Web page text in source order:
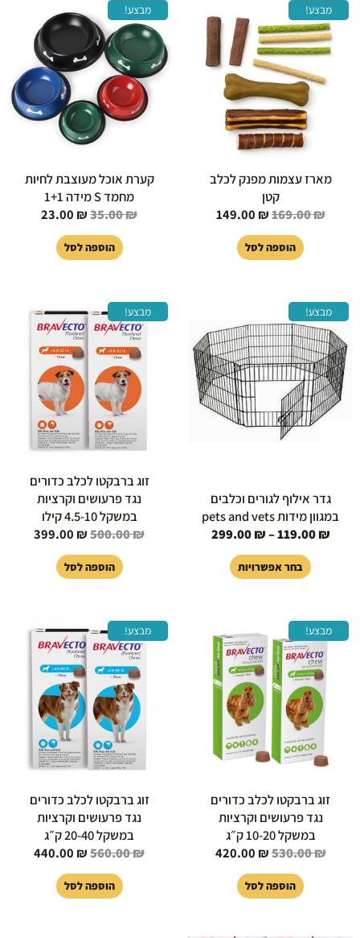
מבצע!
מארז עצמות מפנק לכלב
קטן
169.00₪
המקורי
היה:
169.00 ₪.
149.00 ₪
הנוכחי
הוא:
149.00 ₪.
הוספה לסל
מבצע!
קערת אוכל מעוצבת לחיות
מחמד S מידה 1+1
35.00₪
המקורי
35.00 ₪.
23.00 ₪
הוא:
23.00 ₪.
הוספה לסל
מבצע!
גדר אילוף לגורים וכלבים
במגוון מידות pets and vets
119.00₪
–
299.00₪
עד
⁦299.00 ₪⁩
בחר אפשרויות
זה
יש
מספר
סוגים.
ניתן
לבחור
את
מבצע!
זוג ברבקטו לכלב כדורים
נגד פרעושים וקרציות
במשקל 4.5-10 קילו
500.00₪
המקורי
היה:
500.00 ₪.
399.00 ₪
הוספה לסל
מבצע!
זוג ברבקטו לכלב כדורים
נגד פרעושים וקרציות
במשקל 10-20 ק״ג
530.00₪
המקורי
היה:
530.00 ₪.
420.00 ₪
הנוכחי
הוא:
420.00 ₪.
הוספה לסל
מבצע!
זוג ברבקטו לכלב כדורים
נגד פרעושים וקרציות
במשקל 20-40 ק״ג
560.00₪
המחיר
המקורי
היה:
560.00 ₪.
440.00 ₪
המחיר
הנוכחי
הוספה לסל